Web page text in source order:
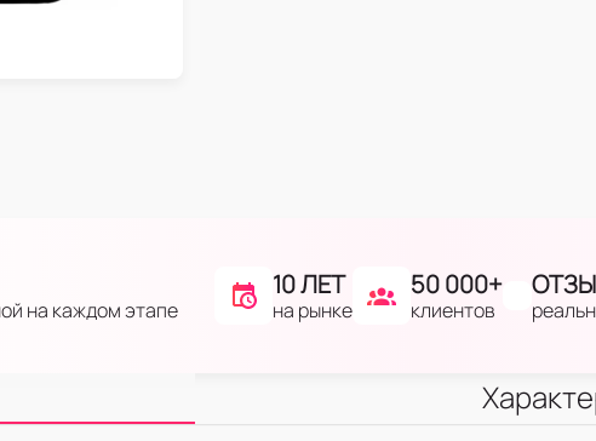
на каждом этапе
10 ЛЕТ
на рынке
50 000+
клиентов